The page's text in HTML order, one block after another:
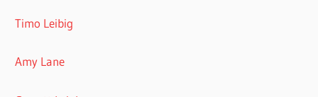
Timo Leibig
Amy Lane